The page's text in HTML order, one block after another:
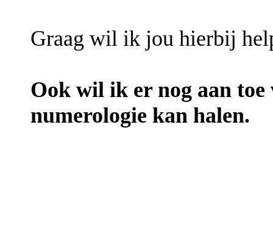
Graag wil ik jou hierbij
Ook wil ik er nog aan toe
numerologie kan halen.